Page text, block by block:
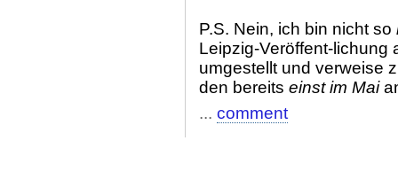
P.S. Nein, ich bin nicht so
Leipzig-Veröffent-lichung
umgestellt und verweise
den bereits einst im Mai
... comment